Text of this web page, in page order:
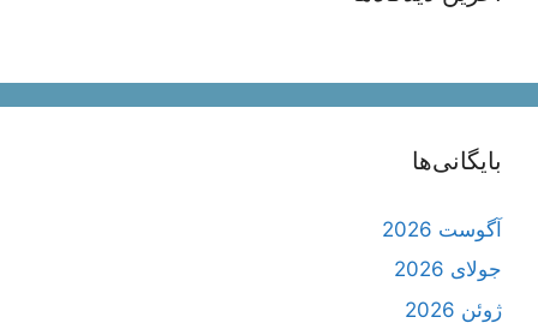
بایگانی‌ها
آگوست 2026
جولای 2026
ژوئن 2026